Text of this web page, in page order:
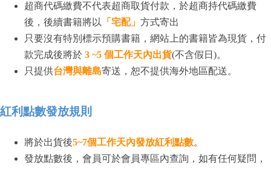
超商代碼繳費不代表超商取貨付款，於超商持代碼繳費
後，後續書籍將以
「宅配」 方式寄出
只要沒有特別標示預購書籍，網站上的書籍皆為現貨，付
款完成後將於 3 ~5 個工作天內出貨(不含假日)。
只提供台灣與離島寄送，恕不提供海外地區配送。
紅利點數發放規則
將於出貨後5~7個工作天內發放紅利點數。
發放點數後，會員可於會員專區內查詢，如有任何疑問，